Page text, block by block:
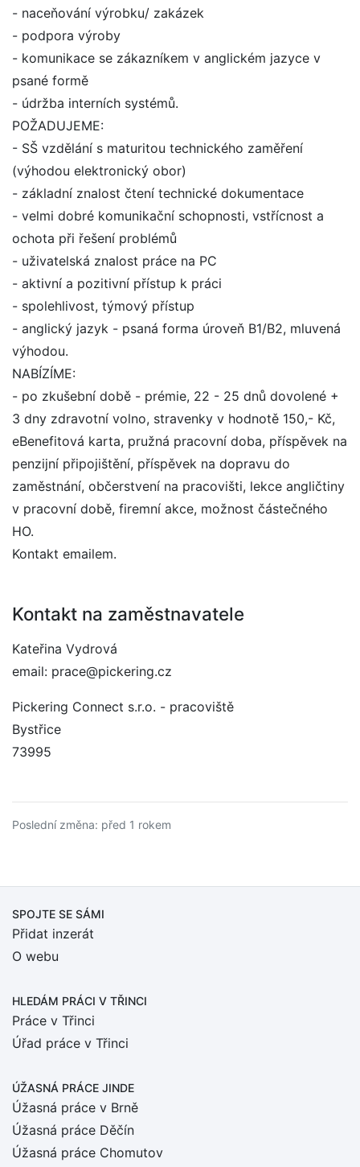
- naceňování výrobku/ zakázek
- podpora výroby
- komunikace se zákazníkem v anglickém jazyce v
psané formě
- údržba interních systémů.
POŽADUJEME:
- SŠ vzdělání s maturitou technického zaměření
(výhodou elektronický obor)
- základní znalost čtení technické dokumentace
- velmi dobré komunikační schopnosti, vstřícnost a
ochota při řešení problémů
- uživatelská znalost práce na PC
- aktivní a pozitivní přístup k práci
- spolehlivost, týmový přístup
- anglický jazyk - psaná forma úroveň B1/B2, mluvená
výhodou.
NABÍZÍME:
- po zkušební době - prémie, 22 - 25 dnů dovolené +
3 dny zdravotní volno, stravenky v hodnotě 150,- Kč,
eBenefitová karta, pružná pracovní doba, příspěvek na
penzijní připojištění, příspěvek na dopravu do
zaměstnání, občerstvení na pracovišti, lekce angličtiny
v pracovní době, firemní akce, možnost částečného
HO.
Kontakt emailem.
Kontakt na zaměstnavatele
Kateřina Vydrová
email: prace@pickering.cz
Pickering Connect s.r.o. - pracoviště
Bystřice
73995
Poslední změna: před 1 rokem
SPOJTE SE SÁMI
Přidat inzerát
O webu
HLEDÁM PRÁCI V TŘINCI
Práce v Třinci
Úřad práce v Třinci
ÚŽASNÁ PRÁCE JINDE
Úžasná práce v Brně
Úžasná práce Děčín
Úžasná práce Chomutov